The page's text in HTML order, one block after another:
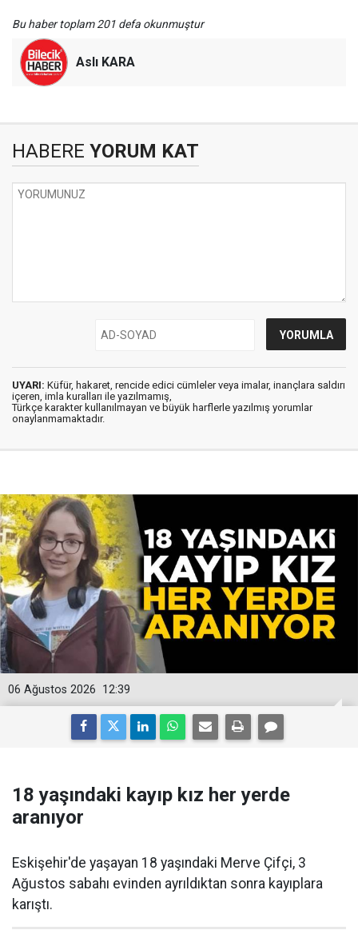
Bu haber toplam 201 defa okunmuştur
Aslı KARA
HABERE YORUM KAT
UYARI: Küfür, hakaret, rencide edici cümleler veya imalar, inançlara saldırı
içeren, imla kuralları ile yazılmamış,
Türkçe karakter kullanılmayan ve büyük harflerle yazılmış yorumlar
onaylanmamaktadır.
12:39
06 Ağustos 2026
18 yaşındaki kayıp kız her yerde
aranıyor
Eskişehir'de yaşayan 18 yaşındaki Merve Çifçi, 3
Ağustos sabahı evinden ayrıldıktan sonra kayıplara
karıştı.